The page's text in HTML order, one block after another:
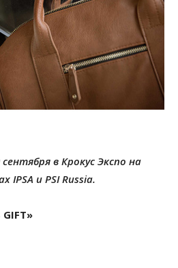
в Крокус Экспо на
IPSA и PSI Russia.
GIFT»